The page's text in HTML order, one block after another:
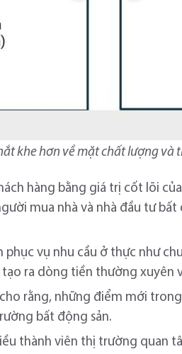
khe hơn về mặt chất lượng và
hàng bằng giá trị cốt lõi
mua nhà và nhà đầu tư
phục vụ nhu cầu ở thực như
ra dòng tiền thường xuyên
rằng, những điểm mới
bất động sản.
thành viên thị trường quan